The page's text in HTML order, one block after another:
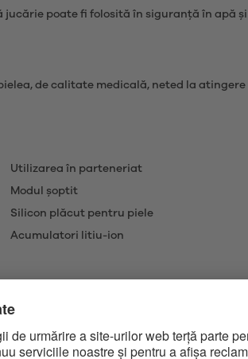
poate fi folosită în siguranță în apă
de calitate medicală, neted la
Utilizarea în parteneriat
Modul șoptit
Silicon plăcut pentru piele
Acumulatori litiu-ion